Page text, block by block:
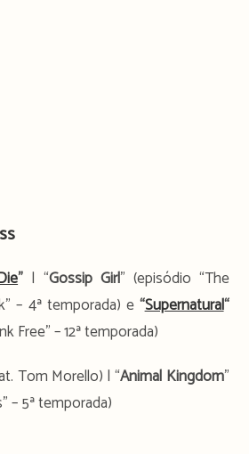
” | “Gossip Girl” (episódio “The
– 4ª temporada) e “Supernatural“
Free” – 12ª temporada)
Tom Morello) | “Animal Kingdom”
– 5ª temporada)